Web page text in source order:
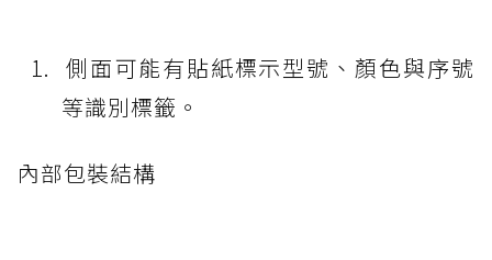
側面可能有貼紙標示型號、顏色與序號
等識別標籤。
內部包裝結構